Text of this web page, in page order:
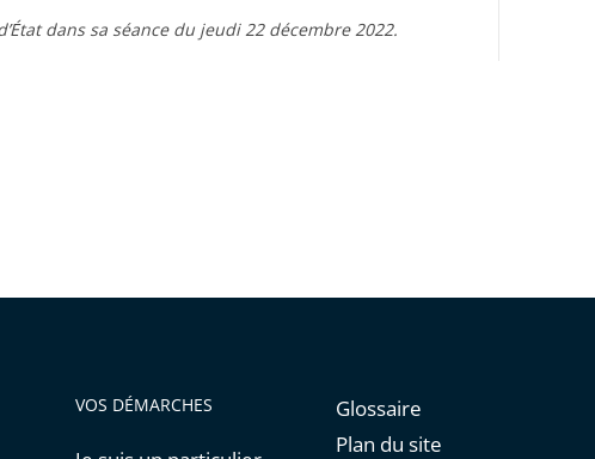
dans sa séance du jeudi 22 décembre 2022.
VOS DÉMARCHES
Glossaire
Plan du site